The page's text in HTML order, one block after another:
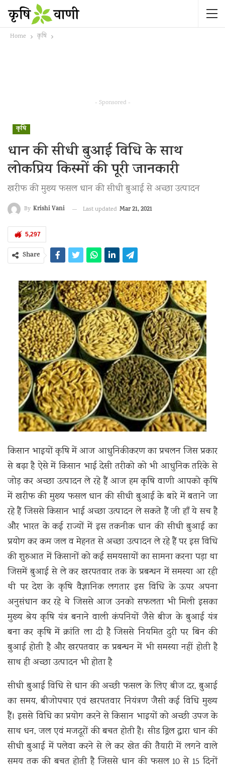
Home कृषि
- Sponsored -
कृषि
धान की सीधी बुआई विधि के साथ
लोकप्रिय किस्मों की पूरी जानकारी
खरीफ की मुख्य फसल धान की सीधी बुआई से अच्छा उत्पादन
By Krishi Vani Last updated Mar 21, 2021
5,297
Share
किसान भाइयों कृषि में आज आधुनिकीकरण का प्रचलन जिस प्रकार
से बढ़ा है ऐसे में किसान भाई देसी तरीको को भी आधुनिक तरिके से
जोड़ कर अच्छा उत्पादन ले रहे हैं आज हम कृषि वाणी आपको कृषि
में खरीफ की मुख्य फसल धान की सीधी बुआई के बारे में बताने जा
रहे हैं जिससे किसान भाई अच्छा उत्पादन ले सकते हैं जी हाँ ये सच है
और भारत के कई राज्यों में इस तकनीक धान की सीधी बुआई का
प्रयोग कर कम जल व मेहनत से अच्छा उत्पादन ले रहे हैं पर इस विधि
की शुरुआत में किसानों को कई समयसायों का सामना करना पड़ा था
जिसमें बुआई से ले कर खरपतवार तक के प्रबन्धन में समस्या आ रही
थी पर देश के कृषि वैज्ञानिक लगतार इस विधि के ऊपर अपना
अनुसंधान कर रहे थे जिससे आज उनको सफलता भी मिली इसका
मुख्य श्रेय कृषि यंत्र बनाने वाली कंपनियों जैसे बीज के बुआई यंत्र
बना कर कृषि में क्रांति ला दी है जिससे नियमित दुरी पर बिन की
बुआई होती है और खरपतवार क प्रबन्धन में भी समस्या नहीं होती है
साथ ही अच्छा उत्पादन भी होता है
सीधी बुआई विधि से धान की अच्छी फसल के लिए बीज दर, बुआई
का समय, बीजोपचार एवं खरपतवार नियंत्रण जैसी कई विधि मुख्य
हैं। इससे विधि का प्रयोग करने से किसान भाइयों को अच्छी उपज के
साथ धन, जल एवं मजदूरों की बचत होती है। सीड ड्रिल द्वारा धान की
सीधी बुआई में पलेवा करने से ले कर खेत की तैयारी में लगने वाले
समय तक की बचत होती है जिससे धान की फसल 10 से 15 दिनों